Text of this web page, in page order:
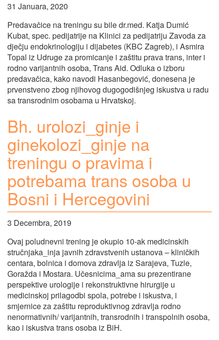
31 Januara, 2020
Predavačice na treningu su bile dr.med. Katja Dumić
Kubat, spec. pedijatrije na Klinici za pedijatriju Zavoda za
dječju endokrinologiju i dijabetes (KBC Zagreb), i Asmira
Topal iz Udruge za promicanje i zaštitu prava trans, inter i
rodno varijantnih osoba, Trans Aid. Odluka o izboru
predavačica, kako navodi Hasanbegović, donesena je
prvenstveno zbog njihovog dugogodišnjeg iskustva u radu
sa transrodnim osobama u Hrvatskoj.
Bh. urolozi_ginje i
ginekolozi_ginje na
treningu o pravima i
potrebama trans osoba u
Bosni i Hercegovini
3 Decembra, 2019
Ovaj poludnevni trening je okupio 10-ak medicinskih
stručnjaka_inja javnih zdravstvenih ustanova – kliničkih
centara, bolnica i domova zdravlja iz Sarajeva, Tuzle,
Goražda i Mostara. Učesnicima_ama su prezentirane
perspektive urologije i rekonstruktivne hirurgije u
medicinskoj prilagodbi spola, potrebe i iskustva, i
smjernice za zaštitu reproduktivnog zdravlja rodno
nenormativnih/ varijantnih, transrodnih i transpolnih osoba,
kao i iskustva trans osoba iz BiH.